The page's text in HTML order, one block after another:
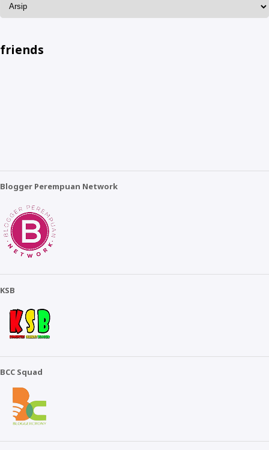
friends
Blogger Perempuan Network
KSB
BCC Squad